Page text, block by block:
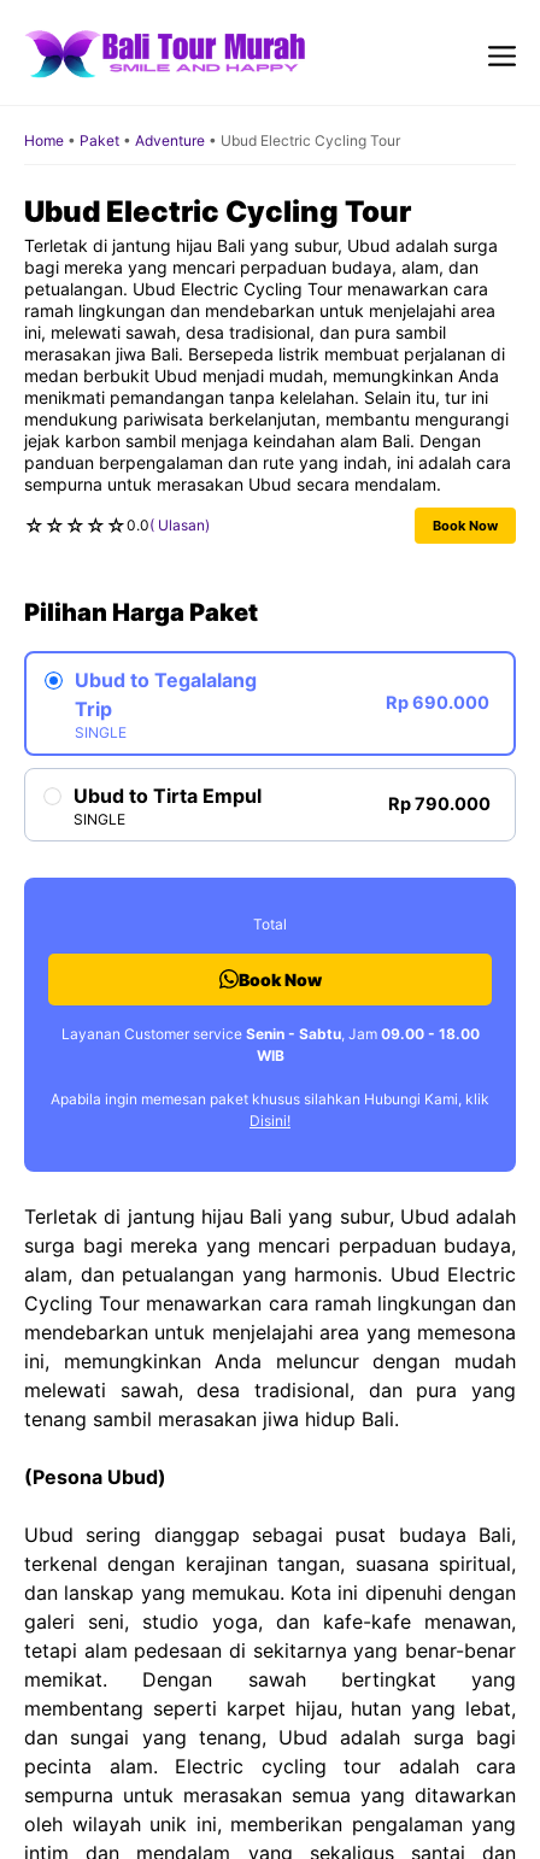
content
Home • Paket • Adventure • Ubud Electric Cycling Tour
Ubud Electric Cycling Tour
Terletak di jantung hijau Bali yang subur, Ubud adalah surga
bagi mereka yang mencari perpaduan budaya, alam, dan
petualangan. Ubud Electric Cycling Tour menawarkan cara
ramah lingkungan dan mendebarkan untuk menjelajahi area
ini, melewati sawah, desa tradisional, dan pura sambil
merasakan jiwa Bali. Bersepeda listrik membuat perjalanan di
medan berbukit Ubud menjadi mudah, memungkinkan Anda
menikmati pemandangan tanpa kelelahan. Selain itu, tur ini
mendukung pariwisata berkelanjutan, membantu mengurangi
jejak karbon sambil menjaga keindahan alam Bali. Dengan
panduan berpengalaman dan rute yang indah, ini adalah cara
sempurna untuk merasakan Ubud secara mendalam.
☆ ☆ ☆ ☆ ☆0.0( Ulasan) Book Now
Pilihan Harga Paket
Ubud to Tegalalang
Trip
SINGLE
Rp 690.000
Ubud to Tirta Empul
SINGLE
Rp 790.000
Total
Book Now
Layanan Customer service Senin - Sabtu, Jam 09.00 - 18.00
WIB
Apabila ingin memesan paket khusus silahkan Hubungi Kami, klik
Disini!
Terletak di jantung hijau Bali yang subur, Ubud adalah
surga bagi mereka yang mencari perpaduan budaya,
alam, dan petualangan yang harmonis. Ubud Electric
Cycling Tour menawarkan cara ramah lingkungan dan
mendebarkan untuk menjelajahi area yang memesona
ini, memungkinkan Anda meluncur dengan mudah
melewati sawah, desa tradisional, dan pura yang
tenang sambil merasakan jiwa hidup Bali.
(Pesona Ubud)
Ubud sering dianggap sebagai pusat budaya Bali,
terkenal dengan kerajinan tangan, suasana spiritual,
dan lanskap yang memukau. Kota ini dipenuhi dengan
galeri seni, studio yoga, dan kafe-kafe menawan,
tetapi alam pedesaan di sekitarnya yang benar-benar
memikat. Dengan sawah bertingkat yang
membentang seperti karpet hijau, hutan yang lebat,
dan sungai yang tenang, Ubud adalah surga bagi
pecinta alam. Electric cycling tour adalah cara
sempurna untuk merasakan semua yang ditawarkan
oleh wilayah unik ini, memberikan pengalaman yang
intim dan mendalam yang sekaligus santai dan